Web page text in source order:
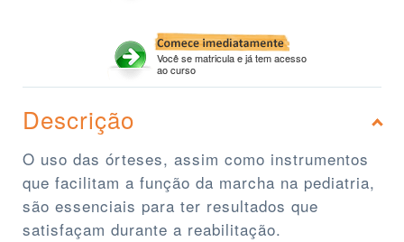
Você se matricula e já tem acesso
ao curso
Descrição
O uso das órteses, assim como instrumentos
que facilitam a função da marcha na pediatria,
são essenciais para ter resultados que
satisfaçam durante a reabilitação.